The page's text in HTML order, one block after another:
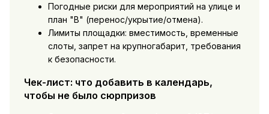
Погодные риски для мероприятий на улице и
план "B" (перенос/укрытие/отмена).
Лимиты площадки: вместимость, временные
слоты, запрет на крупногабарит, требования
к безопасности.
Чек-лист: что добавить в календарь,
чтобы не было сюрпризов